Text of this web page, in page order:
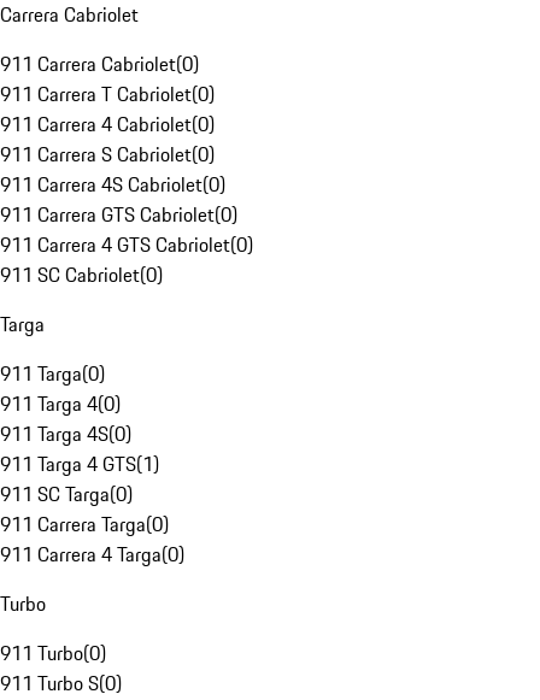
Carrera Cabriolet
911 Carrera Cabriolet(0)
911 Carrera T Cabriolet(0)
911 Carrera 4 Cabriolet(0)
911 Carrera S Cabriolet(0)
911 Carrera 4S Cabriolet(0)
911 Carrera GTS Cabriolet(0)
911 Carrera 4 GTS Cabriolet(0)
911 SC Cabriolet(0)
Targa
911 Targa(0)
911 Targa 4(0)
911 Targa 4S(0)
911 Targa 4 GTS(1)
911 SC Targa(0)
911 Carrera Targa(0)
911 Carrera 4 Targa(0)
Turbo
911 Turbo(0)
911 Turbo S(0)